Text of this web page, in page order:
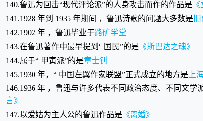
140.鲁迅为回击“现代评论派”的人身攻击而作的作品是
141.1928 年到 1935 年期间 ，鲁迅诗歌的问题大多数是
142.1902 年 ，鲁迅毕业于路矿学堂
143.在鲁迅著作中最早提到“ 国民”的是 《斯巴达之魂》
144.属于“ 甲寅派”的是章士钊
145.1930 年，“ 中国左翼作家联盟”正式成立的地方是 上
146.1936 年 ，鲁迅与许多代表不同政治态度、不同文
言》
147.以爱姑为主人公的鲁迅作品是 《离婚》